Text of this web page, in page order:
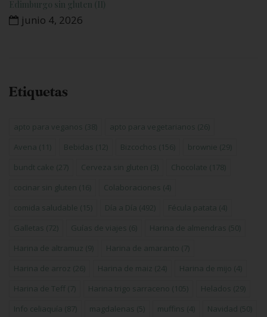
Edimburgo sin gluten (II)
junio 4, 2026
Etiquetas
apto para veganos (38) apto para vegetarianos (26)
Avena (11) Bebidas (12) Bizcochos (156) brownie (29)
bundt cake (27) Cerveza sin gluten (3) Chocolate (178)
cocinar sin gluten (16) Colaboraciones (4)
comida saludable (15) Día a Día (492) Fécula patata (4)
Galletas (72) Guías de viajes (6) Harina de almendras (50)
Harina de altramuz (9) Harina de amaranto (7)
Harina de arroz (26) Harina de maiz (24) Harina de mijo (4)
Harina de Teff (7) Harina trigo sarraceno (105) Helados (29)
Info celiaquía (87) magdalenas (5) muffins (4) Navidad (50)